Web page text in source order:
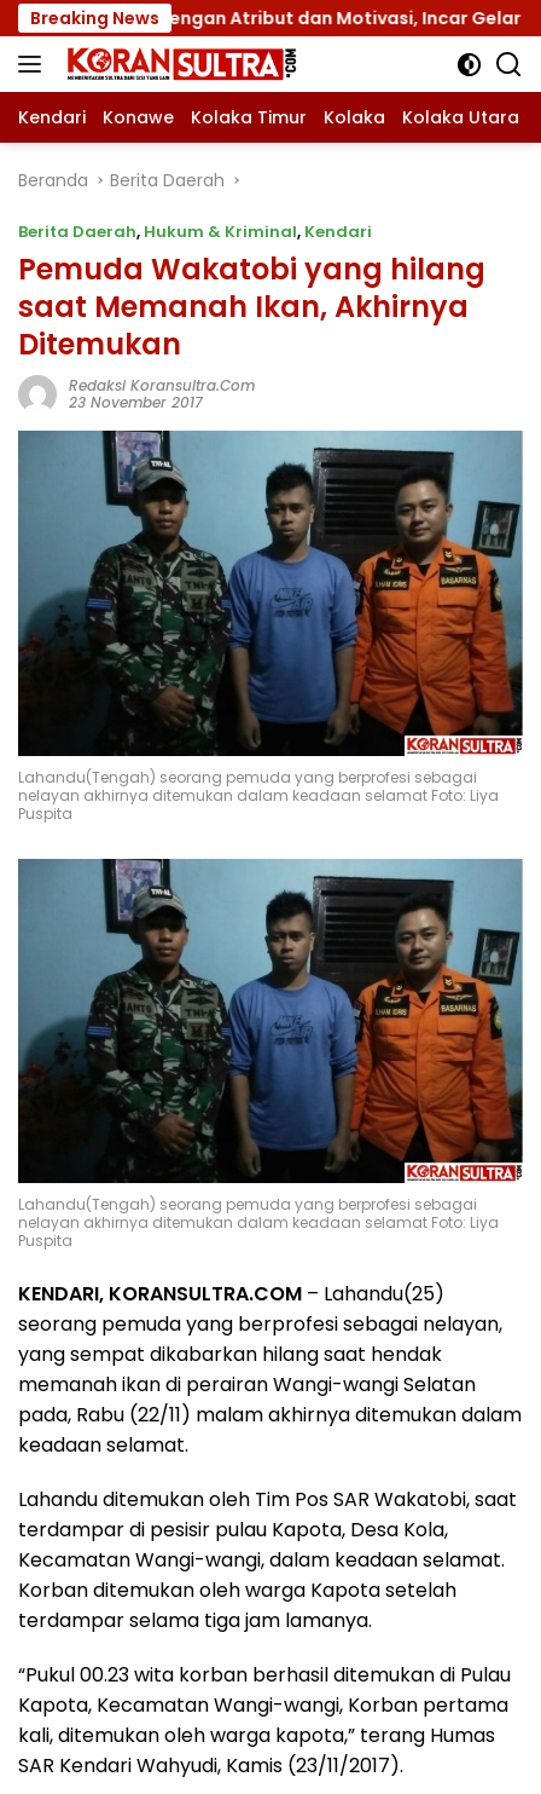
Langsung
ke
konten
Breaking News
XII dengan Atribut dan Motivasi, Incar Gelar Terbaik di
Kendari Konawe Kolaka Timur Kolaka Kolaka Utara
Beranda Berita Daerah
Berita Daerah, Hukum & Kriminal, Kendari
Pemuda Wakatobi yang hilang
saat Memanah Ikan, Akhirnya
Ditemukan
Redaksi Koransultra.com
23 November 2017
Lahandu(Tengah) seorang pemuda yang berprofesi sebagai
nelayan akhirnya ditemukan dalam keadaan selamat Foto: Liya
Puspita
Lahandu(Tengah) seorang pemuda yang berprofesi sebagai
nelayan akhirnya ditemukan dalam keadaan selamat Foto: Liya
Puspita
KENDARI, KORANSULTRA.COM – Lahandu(25)
seorang pemuda yang berprofesi sebagai nelayan,
yang sempat dikabarkan hilang saat hendak
memanah ikan di perairan Wangi-wangi Selatan
pada, Rabu (22/11) malam akhirnya ditemukan dalam
keadaan selamat.
Lahandu ditemukan oleh Tim Pos SAR Wakatobi, saat
terdampar di pesisir pulau Kapota, Desa Kola,
Kecamatan Wangi-wangi, dalam keadaan selamat.
Korban ditemukan oleh warga Kapota setelah
terdampar selama tiga jam lamanya.
“Pukul 00.23 wita korban berhasil ditemukan di Pulau
Kapota, Kecamatan Wangi-wangi, Korban pertama
kali, ditemukan oleh warga kapota,” terang Humas
SAR Kendari Wahyudi, Kamis (23/11/2017).